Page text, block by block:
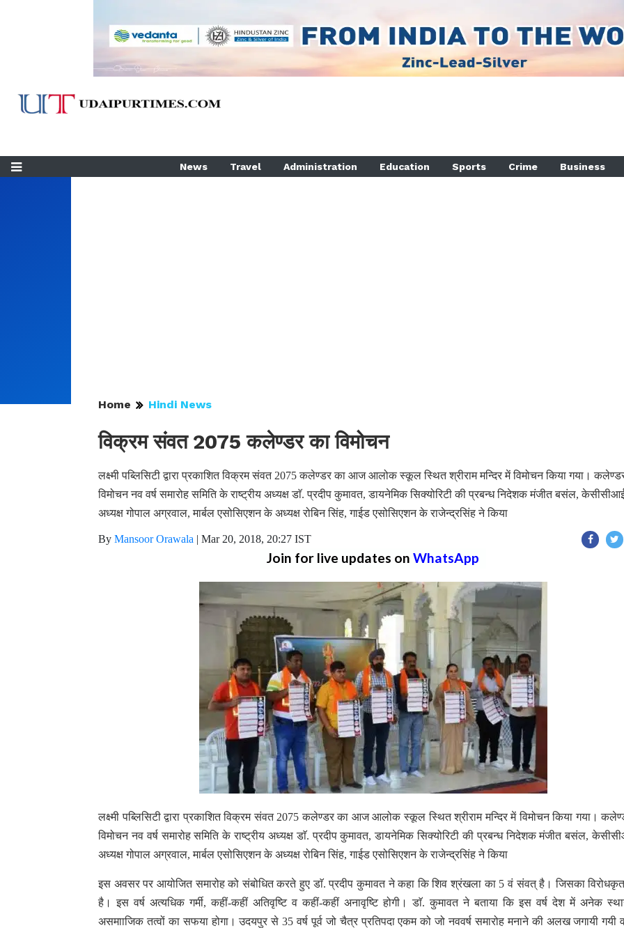
News Travel Administration Education Sports Crime Business
Home Hindi News
विक्रम संवत 2075 कलेण्डर का विमोचन
लक्ष्मी पब्लिसिटी द्वारा प्रकाशित विक्रम संवत 2075 कलेण्डर का आज आलोक स्कूल स्थित श्रीराम मन्दिर में विमोचन किया गया।
विमोचन नव वर्ष समारोह समिति के राष्ट्रीय अध्यक्ष डाॅ. प्रदीप कुमावत, डायनेमिक सिक्योरिटी की प्रबन्ध निदेशक मंजीत बसंल,
अध्यक्ष गोपाल अग्रवाल, मार्बल एसोसिएशन के अध्यक्ष रोबिन सिंह, गाईड एसोसिएशन के राजेन्द्रसिंह ने किया
By Mansoor Orawala | Mar 20, 2018, 20:27 IST
Join for live updates on WhatsApp
लक्ष्मी पब्लिसिटी द्वारा प्रकाशित विक्रम संवत 2075 कलेण्डर का आज आलोक स्कूल स्थित श्रीराम मन्दिर में विमोचन किया गया।
विमोचन नव वर्ष समारोह समिति के राष्ट्रीय अध्यक्ष डाॅ. प्रदीप कुमावत, डायनेमिक सिक्योरिटी की प्रबन्ध निदेशक मंजीत बसंल,
अध्यक्ष गोपाल अग्रवाल, मार्बल एसोसिएशन के अध्यक्ष रोबिन सिंह, गाईड एसोसिएशन के राजेन्द्रसिंह ने किया
इस अवसर पर आयोजित समारोह को संबोधित करते हुए डाॅ. प्रदीप कुमावत ने कहा कि शिव श्रंखला का 5 वं संवत् है। जिसका
है। इस वर्ष अत्यधिक गर्मी, कहीं-कहीं अतिवृष्टि व कहीं-कहीं अनावृष्टि होगी। डाॅ. कुमावत ने बताया कि इस वर्ष देश में अनेक
असमााजिक तत्वों का सफया होगा। उदयपुर से 35 वर्ष पूर्व जो चैत्र प्रतिपदा एकम को जो नववर्ष समारोह मनाने की अलख जगायी गयी